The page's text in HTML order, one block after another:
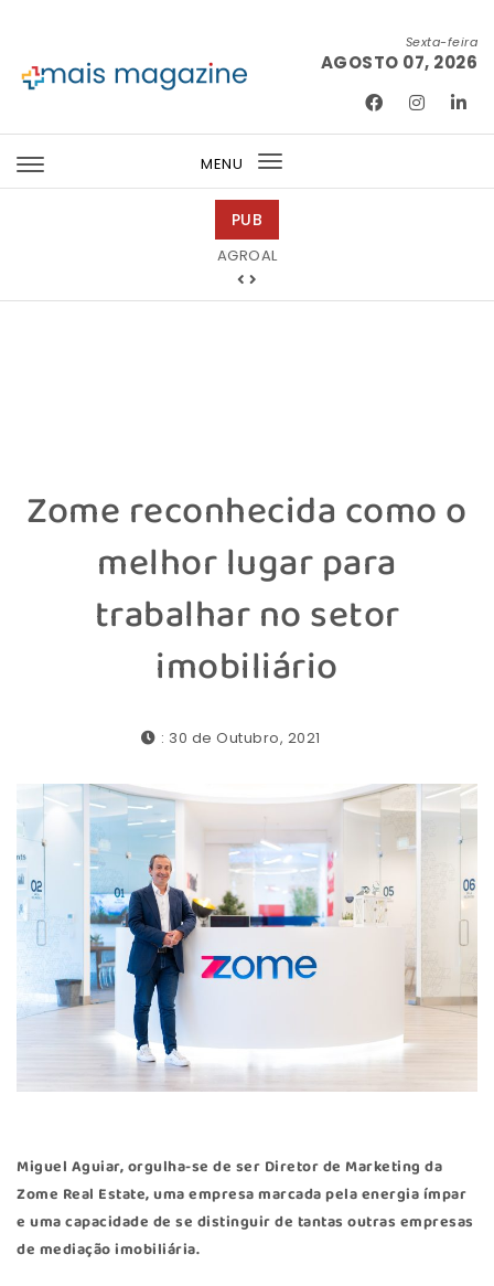
Sexta-feira
AGOSTO 07, 2026
MENU
Toggle
PUB
Barmat
Zome reconhecida como o
melhor lugar para
trabalhar no setor
imobiliário
: 30 de Outubro, 2021
Miguel Aguiar, orgulha-se de ser Diretor de Marketing da
Zome Real Estate, uma empresa marcada pela energia ímpar
e uma capacidade de se distinguir de tantas outras empresas
de mediação imobiliária.